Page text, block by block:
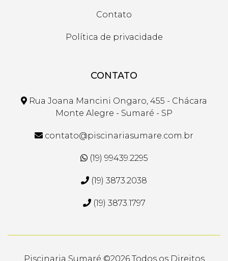
Contato
Política de privacidade
CONTATO
Rua Joana Mancini Ongaro, 455 - Chácara
Monte Alegre - Sumaré - SP
contato@piscinariasumare.com.br
(19) 99439.2295
(19) 3873.2038
(19) 3873.1797
Piscinaria Sumaré ©2026 Todos os Direitos